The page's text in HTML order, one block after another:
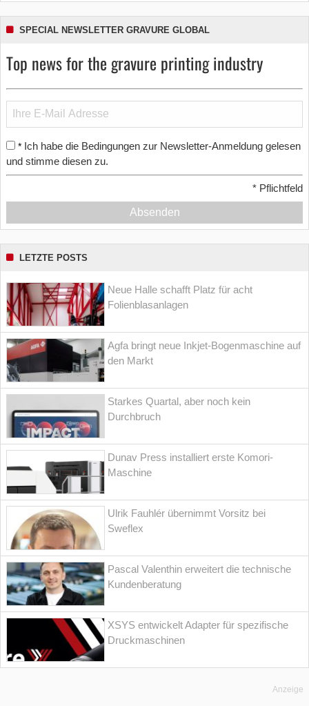
SPECIAL NEWSLETTER GRAVURE GLOBAL
Top news for the gravure printing industry
* Ich habe die Bedingungen zur Newsletter-Anmeldung gelesen
und stimme diesen zu.
* Pflichtfeld
Absenden
LETZTE POSTS
Neue Halle schafft Platz für acht
Folienblasanlagen
Agfa bringt neue Inkjet-Bogenmaschine auf
den Markt
Starkes Quartal, aber noch kein
Durchbruch
Dunav Press installiert erste Komori-
Maschine
Ulrik Fauhlér übernimmt Vorsitz bei
Sweflex
Pascal Valenthin erweitert die technische
Kundenberatung
XSYS entwickelt Adapter für spezifische
Druckmaschinen
Anzeige